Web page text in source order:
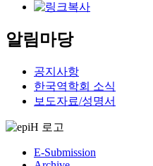
알림마당
공지사항
한국역학회 소식
보도자료/성명서
E-Submission